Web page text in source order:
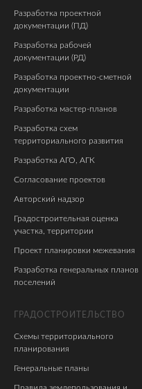
Разработка проектной
документации (ПД)
Разработка рабочей
документации (РД)
Разработка проектно-сметной
документации
Разработка мастер-планов
Разработка схем
территориального развития
Разработка АГО, АГК
Согласование проектов
Авторский надзор
Градостроительная оценка
участка, территории
Проект планировки межевания
Разработка генеральных планов
поселений
ГРАДОСТРОИТЕЛЬСТВО
Схемы территориального
планирования
Генеральные планы